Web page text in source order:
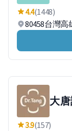
4.4(1448)
80458台灣高
大
3.9(157)